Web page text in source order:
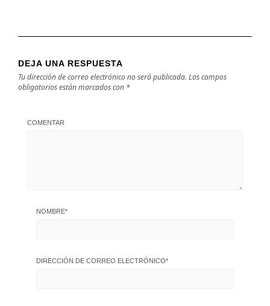
DEJA UNA RESPUESTA
Tu dirección de correo electrónico no será publicada. Los campos
obligatorios están marcados con *
COMENTAR
NOMBRE*
DIRECCIÓN DE CORREO ELECTRÓNICO*